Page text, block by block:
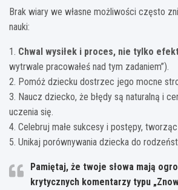
Brak wiary we własne możliwości często
nauki:
1. Chwal wysiłek i proces, nie tylko
wytrwale pracowałeś nad tym zadaniem”).
2. Pomóż dziecku dostrzec jego mocne
3. Naucz dziecko, że błędy są naturalną i
uczenia się.
4. Celebruj małe sukcesy i postępy,
5. Unikaj porównywania dziecka do
Pamiętaj, że twoje słowa mają
krytycznych komentarzy typu